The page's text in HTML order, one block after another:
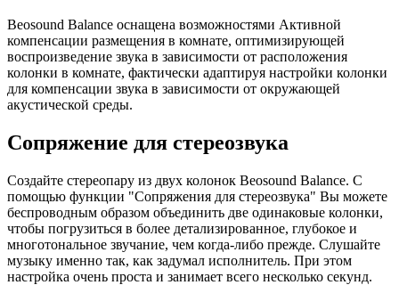
Beosound Balance оснащена возможностями Активной
компенсации размещения в комнате, оптимизирующей
воспроизведение звука в зависимости от расположения
колонки в комнате, фактически адаптируя настройки колонки
для компенсации звука в зависимости от окружающей
акустической среды.
Сопряжение для стереозвука
Создайте стереопару из двух колонок Beosound Balance. С
помощью функции "Сопряжения для стереозвука" Вы можете
беспроводным образом объединить две одинаковые колонки,
чтобы погрузиться в более детализированное, глубокое и
многотональное звучание, чем когда-либо прежде. Слушайте
музыку именно так, как задумал исполнитель. При этом
настройка очень проста и занимает всего несколько секунд.